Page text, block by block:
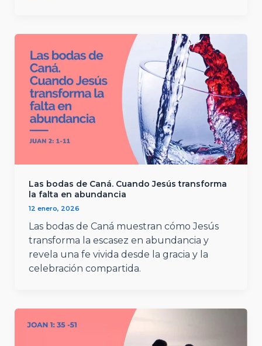
Las bodas de Caná. Cuando Jesús transforma
la falta en abundancia
12 enero, 2026
Las bodas de Caná muestran cómo Jesús
transforma la escasez en abundancia y
revela una fe vivida desde la gracia y la
celebración compartida.